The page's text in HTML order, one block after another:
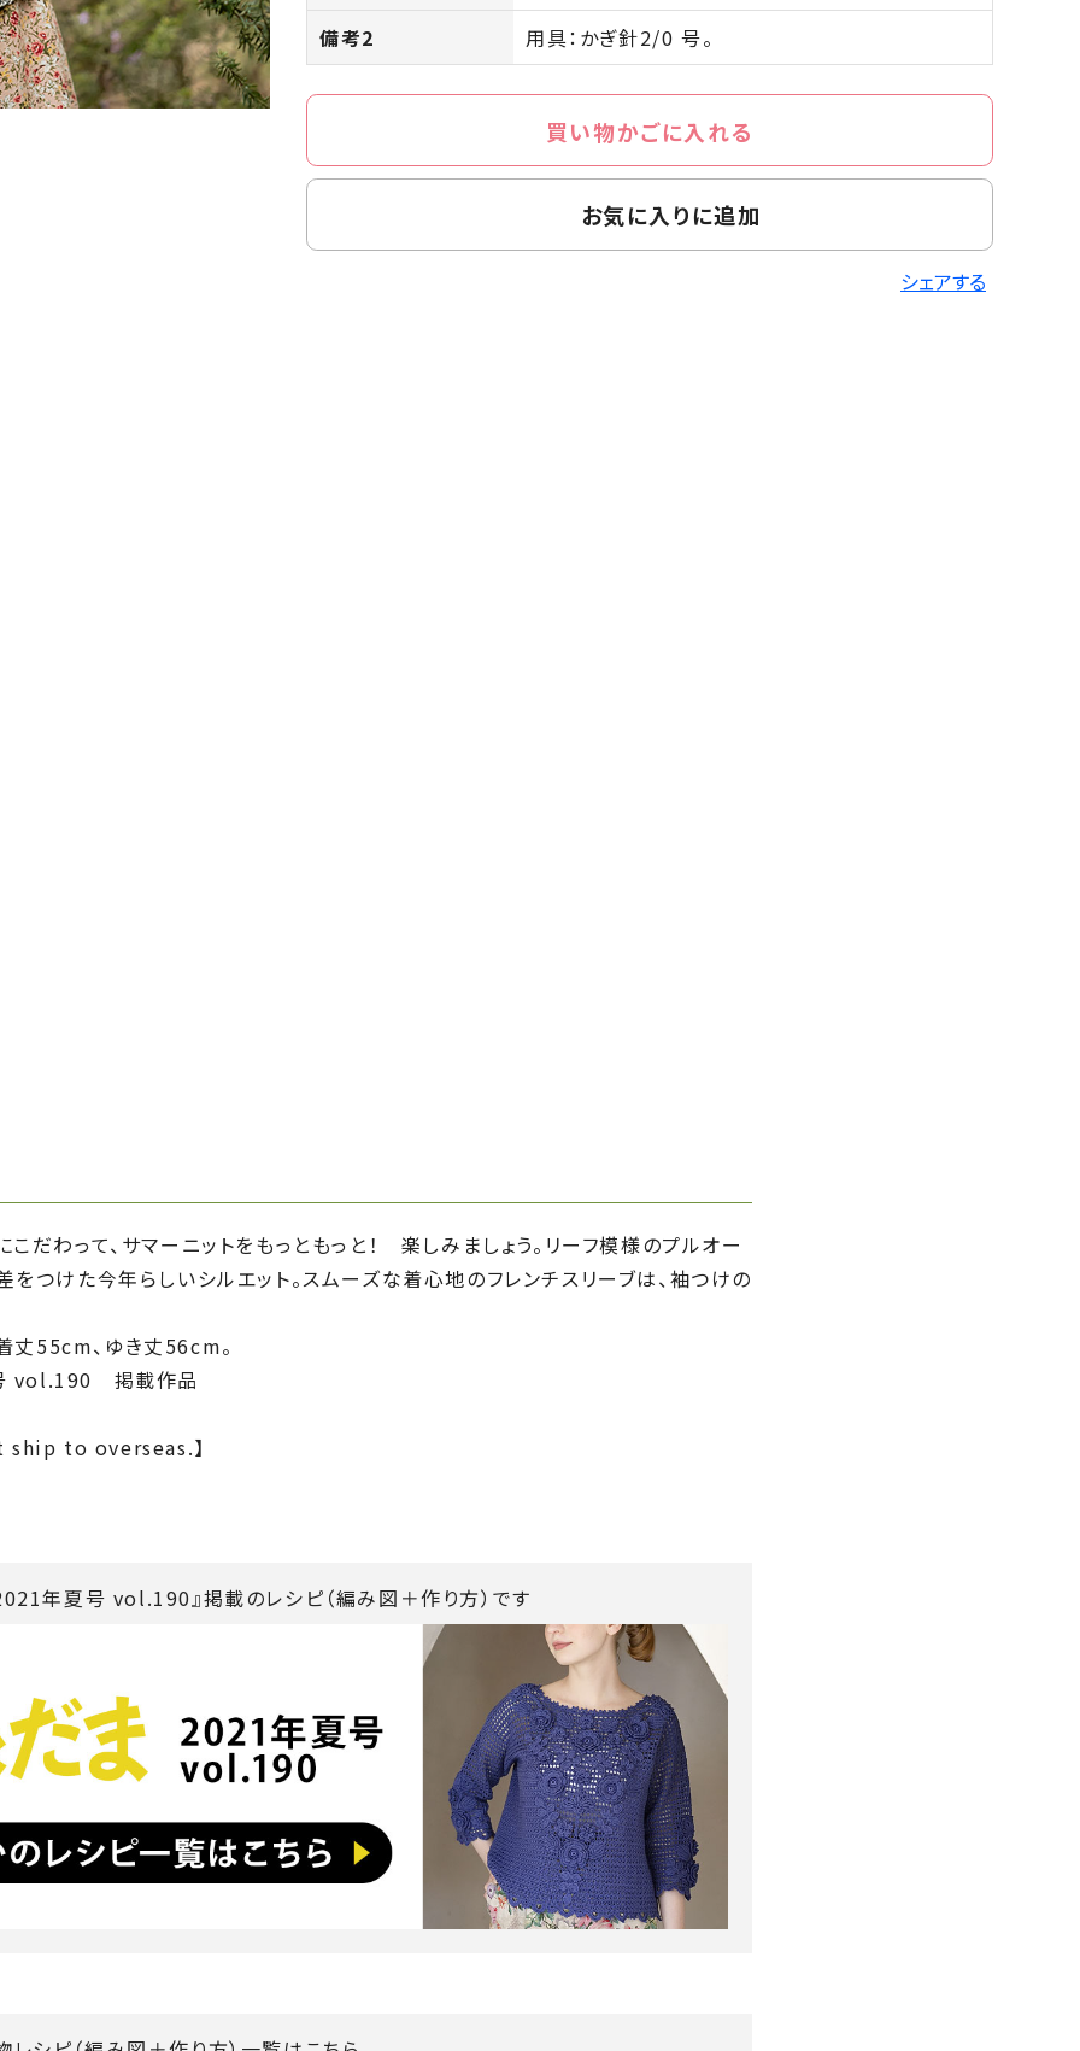
備考2
用具：かぎ針2/0 号。
買い物かごに入れる
お気に入りに追加
シェアする
こだわって、サマーニットをもっともっと！ 楽しみましょう。リーフ模様のプルオー
をつけた今年らしいシルエット。スムーズな着心地のフレンチスリーブは、袖つけの
丈55cm、ゆき丈56cm。
vol.190 掲載作品
to overseas.】
年夏号 vol.190』掲載のレシピ（編み図＋作り方）です